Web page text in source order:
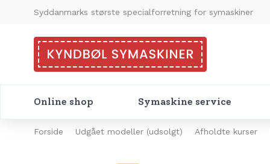
Syddanmarks største specialforretning for symaskiner
Online shop Symaskine service
Forside Udgået modeller (udsolgt) Afholdte kurser